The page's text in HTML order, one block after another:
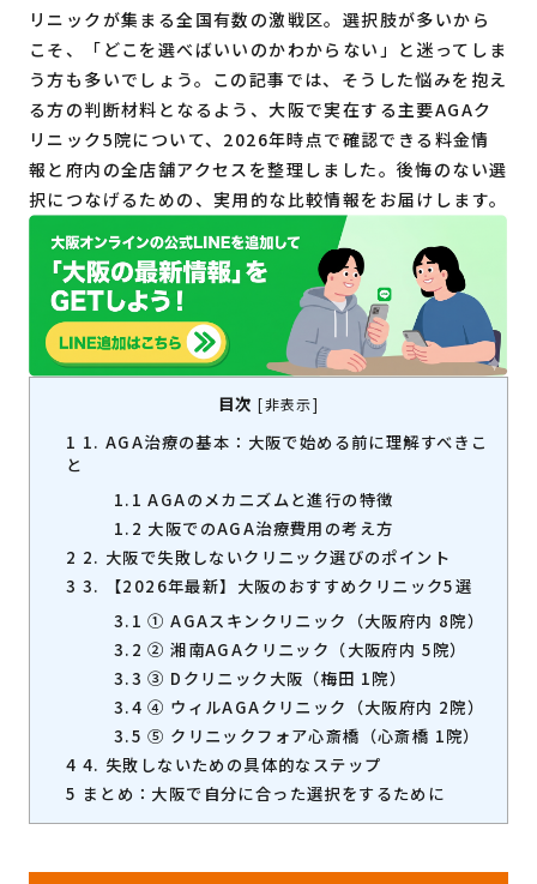
リニックが集まる全国有数の激戦区。選択肢が多いから
こそ、「どこを選べばいいのかわからない」と迷ってしま
う方も多いでしょう。この記事では、そうした悩みを抱え
る方の判断材料となるよう、大阪で実在する主要AGAク
リニック5院について、2026年時点で確認できる料金情
報と府内の全店舗アクセスを整理しました。後悔のない選
択につなげるための、実用的な比較情報をお届けします。
目次 [非表示]
1 1. AGA治療の基本：大阪で始める前に理解すべきこ
と
1.1 AGAのメカニズムと進行の特徴
1.2 大阪でのAGA治療費用の考え方
2 2. 大阪で失敗しないクリニック選びのポイント
3 3. 【2026年最新】大阪のおすすめクリニック5選
3.1 ① AGAスキンクリニック（大阪府内 8院）
3.2 ② 湘南AGAクリニック（大阪府内 5院）
3.3 ③ Dクリニック大阪（梅田 1院）
3.4 ④ ウィルAGAクリニック（大阪府内 2院）
3.5 ⑤ クリニックフォア心斎橋（心斎橋 1院）
4 4. 失敗しないための具体的なステップ
5 まとめ：大阪で自分に合った選択をするために